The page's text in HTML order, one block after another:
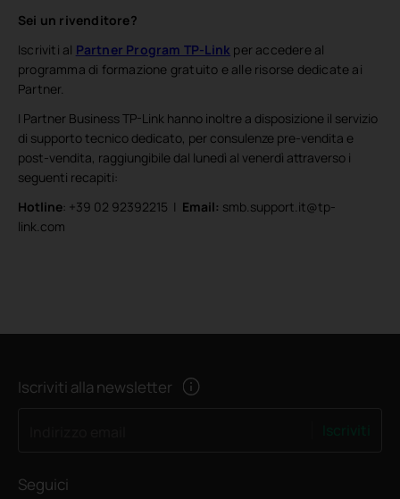
Sei un rivenditore?
Iscriviti al Partner Program TP-Link per accedere al
programma di formazione gratuito e alle risorse dedicate ai
Partner.
I Partner Business TP-Link hanno inoltre a disposizione il servizio
di supporto tecnico dedicato, per consulenze pre-vendita e
post-vendita, raggiungibile dal lunedì al venerdì attraverso i
seguenti recapiti:
Hotline: +39 02 92392215 | Email: smb.support.it@tp-
link.com
Iscriviti alla newsletter
Seguici